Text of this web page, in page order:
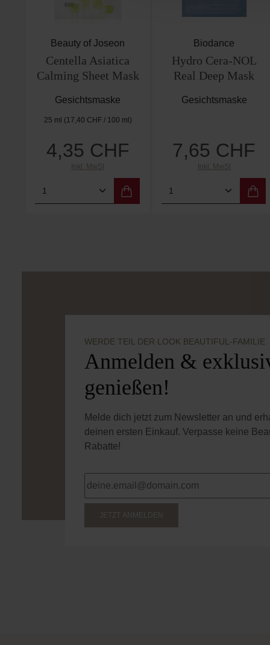
Beauty of Joseon
Centella Asiatica
Calming Sheet Mask
Gesichtsmaske
25 ml (17,40 CHF / 100 ml)
Regulärer Preis:
4,35 CHF
Inkl. MwSt
Produkt Anzahl: Gib den
Biodance
Hydro Cera-NOL
Real Deep Mask
Gesichtsmaske
Regulärer Preis:
7,65 CHF
Inkl. MwSt
Produkt
WERDE TEIL DER LOOK BEAUTIFUL-FAMILIE
Anmelden &
genießen!
Melde dich jetzt zum Newsletter an und
deinen ersten Einkauf. Verpasse keine
Rabatte!
JETZT ANMELDEN